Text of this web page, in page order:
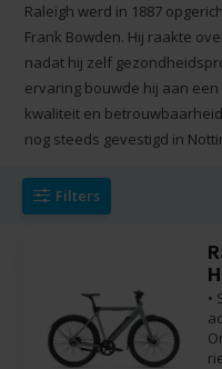
Raleigh werd in 1887
Frank Bowden. Hij raakte
nadat hij zelf
ervaring bouwde hij aan
kwaliteit en
nog steeds gevestigd in
Filters
•